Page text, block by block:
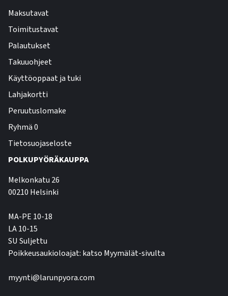
Maksutavat
Toimitustavat
Palautukset
Takuuohjeet
Käyttöoppaat ja tuki
Lahjakortti
Peruutuslomake
Ryhmä 0
Tietosuojaseloste
POLKUPYÖRÄKAUPPA
Melkonkatu 26
00210 Helsinki
MA-PE 10-18
LA 10-15
SU Suljettu
Poikkeusaukioloajat: katso Myymälät-sivulta
myynti@larunpyora.com